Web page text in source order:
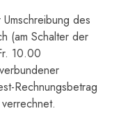
des
(am Schalter der
10.00
Rechnungsbetrag